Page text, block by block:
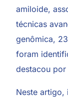
amiloide,
técnicas
genômica,
foram
destacou
Neste artigo,